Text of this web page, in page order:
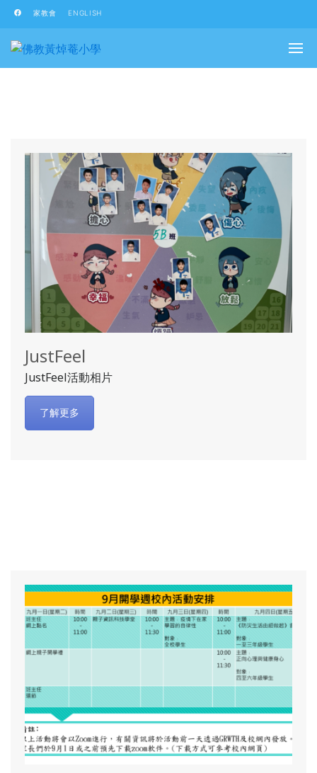
家教會 ENGLISH
JustFeel
JustFeel活動相片
了解更多